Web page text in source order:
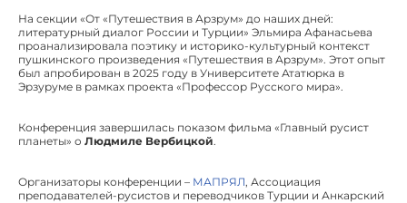
На секции «От «Путешествия в Арзрум» до наших дней:
литературный диалог России и Турции» Эльмира Афанасьева
проанализировала поэтику и историко-культурный контекст
пушкинского произведения «Путешествия в Арзрум». Этот опыт
был апробирован в 2025 году в Университете Ататюрка в
Эрзуруме в рамках проекта «Профессор Русского мира».
Конференция завершилась показом фильма «Главный русист
планеты» о Людмиле Вербицкой.
Организаторы конференции – МАПРЯЛ, Ассоциация
преподавателей-русистов и переводчиков Турции и Анкарский